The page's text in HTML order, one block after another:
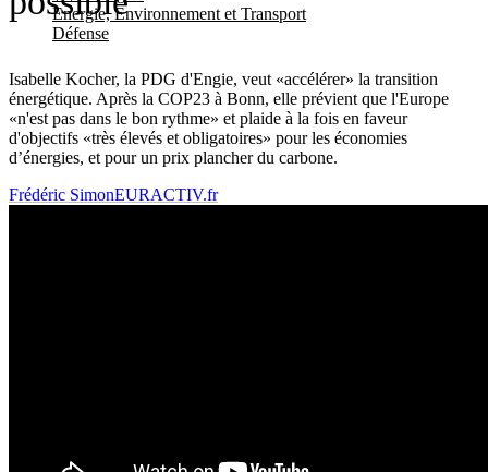
Energie, Environnement et Transport
Défense
Isabelle Kocher, la PDG d'Engie, veut «accélérer» la transition
énergétique. Après la COP23 à Bonn, elle prévient que l'Europe
«n'est pas dans le bon rythme» et plaide à la fois en faveur
d'objectifs «très élevés et obligatoires» pour les économies
d’énergies, et pour un prix plancher du carbone.
Frédéric SimonEURACTIV.fr